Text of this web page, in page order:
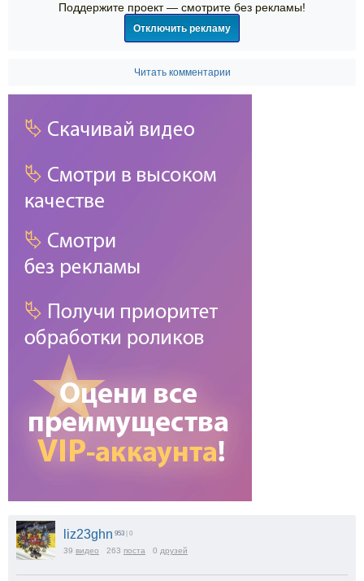
Поддержите проект — смотрите без рекламы!
Отключить рекламу
Читать комментарии
liz23ghn 953 | 0
39 видео 263 поста 0 друзей